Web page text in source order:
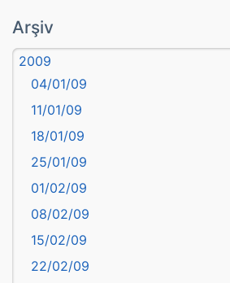
Aydın
Balıkesir
Bartın
başkentler
Batman
Bayburt
Bilecik
Bingöl
Bitlis
Bolu
Arşiv
2009
04/01/09
11/01/09
18/01/09
25/01/09
01/02/09
08/02/09
15/02/09
22/02/09